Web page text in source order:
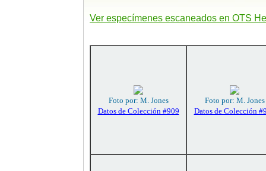
Ver especímenes escaneados en OTS
Foto por: M. Jones
Datos de Colección #909
Foto por: M. Jones
Datos de Colección